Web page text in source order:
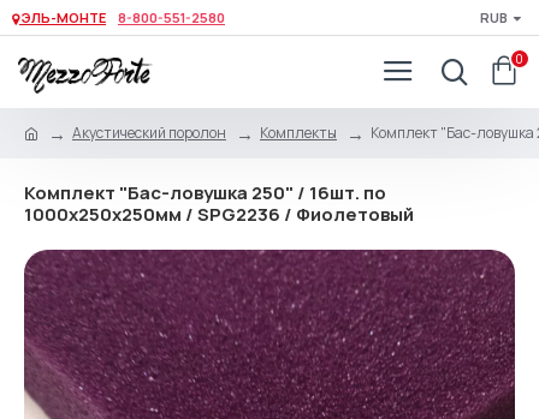
ЭЛЬ-МОНТЕ 8-800-551-2580 RUB
0
Акустический поролон Комплекты Комплект "Бас-
Комплект "Бас-ловушка 250" / 16шт. по
1000х250х250мм / SPG2236 / Фиолетовый